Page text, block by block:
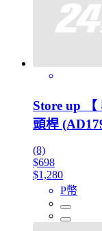
Store up
頭桿
(8)
$698
$1,280
P幣